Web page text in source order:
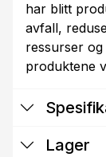
har blitt
avfall,
ressurser
produktene
Lager